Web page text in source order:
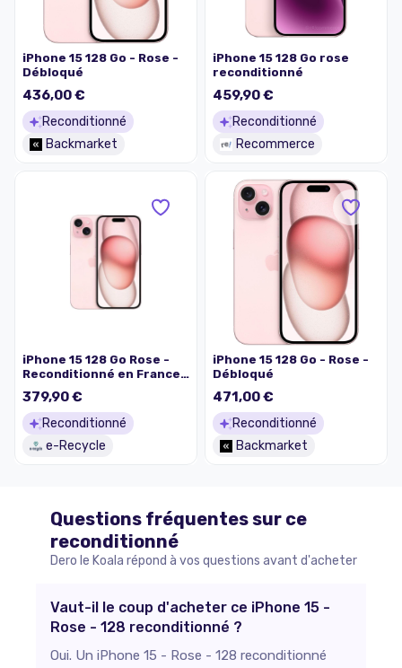
iPhone 15 128 Go - Rose -
Débloqué
436,00 €
Reconditionné
Backmarket
iPhone 15 128 Go rose
reconditionné
459,90 €
Reconditionné
Recommerce
iPhone 15 128 Go Rose -
Reconditionné en France -
État Bon - Garanti 2 ans
379,90 €
Reconditionné
e-Recycle
iPhone 15 128 Go - Rose -
Débloqué
471,00 €
Reconditionné
Backmarket
Questions fréquentes sur ce
reconditionné
Dero le Koala répond à vos questions avant d'acheter
Vaut-il le coup d'acheter ce iPhone 15 -
Rose - 128 reconditionné ?
Oui. Un iPhone 15 - Rose - 128 reconditionné